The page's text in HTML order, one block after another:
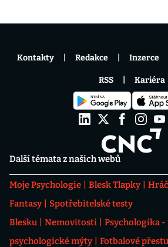
Další témata z našich webů
Moje Psychologie Blesk Tlapky
Fantasy
Spotřebitelské testy
Blesku
Nemovitosti
Psychologika
psychologické mýty
Fotbalové
Kontakty Redakce Inzerce
RSS Kariéra